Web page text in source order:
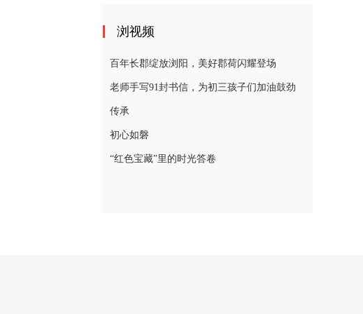
浏视频
百年长郡绽放浏阳，美好郡荷闪耀登场
老师手写91封书信，为初三孩子们加油鼓劲
传承
初心如磐
“红色宝藏”里的时光答卷